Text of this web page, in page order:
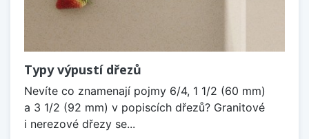
Typy výpustí dřezů
Nevíte co znamenají pojmy 6/4, 1 1/2 (60 mm)
a 3 1/2 (92 mm) v popiscích dřezů? Granitové
i nerezové dřezy se...